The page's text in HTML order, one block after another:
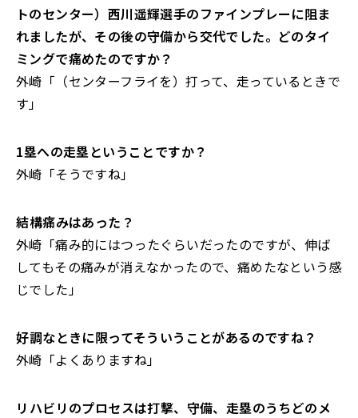
トのセンター）西川遥輝選手のファインプレーに阻ま
れましたが、その後の守備から交代でした。どのタイ
ミングで痛めたのですか？
外崎「（センターフライを）打って、走っているときで
す」
――1塁への走塁ということですか？
外崎「そうですね」
――結構痛みはあった？
外崎「痛み的にはつったぐらいだったのですが、伸ば
してもその痛みが消えなかったので、痛めたなという感
じでした」
――好調なときに限ってそういうことがあるのですね？
外崎「よくありますね」
――リハビリのプロセスは打撃、守備、走塁のうちどのメ